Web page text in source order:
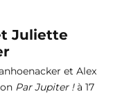
Juliette
et Alex
Par Jupiter !à 17